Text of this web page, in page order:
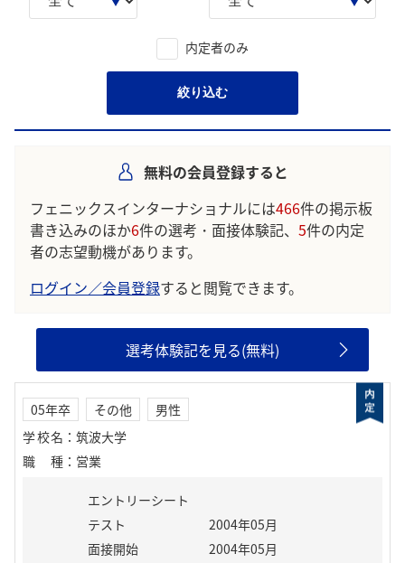
内定者のみ
絞り込む
無料の会員登録すると
フェニックスインターナショナルには466件の掲示板
書き込みのほか6件の選考・面接体験記、 5件の内定
者の志望動機があります。
ログイン／会員登録すると閲覧できます。
選考体験記を見る(無料)
05年卒 その他
男性
学校名 ： 筑波大学
職種 ： 営業
エントリーシート
テスト
2004年05月
面接開始
2004年05月